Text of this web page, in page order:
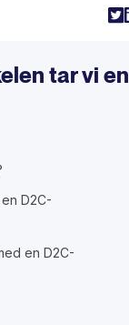
tar vi en
D2C-
en D2C-